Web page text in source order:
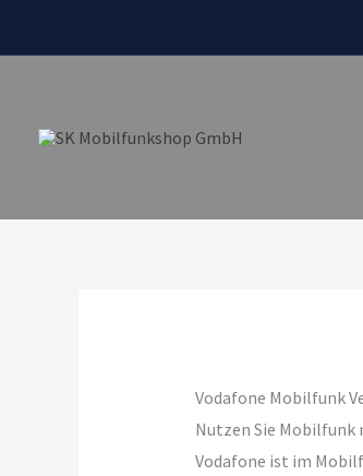
Vodafone Mobilfunk
Nutzen Sie Mobilfunk
Vodafone ist im